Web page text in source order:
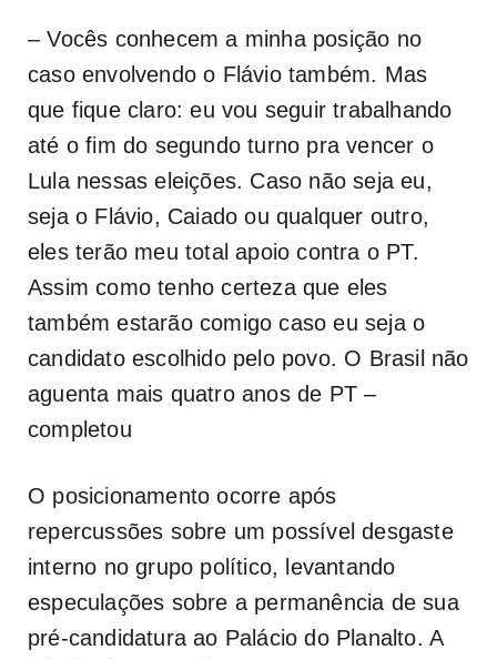
– Vocês conhecem a minha posição no
caso envolvendo o Flávio também. Mas
que fique claro: eu vou seguir trabalhando
até o fim do segundo turno pra vencer o
Lula nessas eleições. Caso não seja eu,
seja o Flávio, Caiado ou qualquer outro,
eles terão meu total apoio contra o PT.
Assim como tenho certeza que eles
também estarão comigo caso eu seja o
candidato escolhido pelo povo. O Brasil não
aguenta mais quatro anos de PT –
completou
O posicionamento ocorre após
repercussões sobre um possível desgaste
interno no grupo político, levantando
especulações sobre a permanência de sua
pré-candidatura ao Palácio do Planalto. A